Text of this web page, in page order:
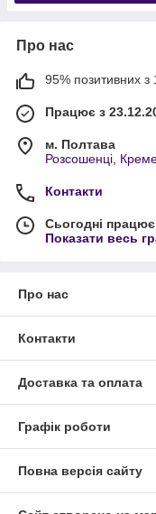
Про нас
95% позитивних з
Працює з
м. Полтава
Розсошенці,
Контакти
Сьогодні
Показати весь
Про нас
Контакти
Доставка та оплата
Графік роботи
Повна версія сайту